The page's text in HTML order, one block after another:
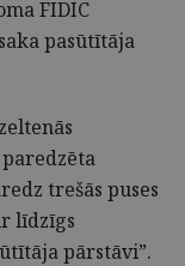
FIDIC
pasūtītāja
trešās puses
līdzīgs
pārstāvi”.